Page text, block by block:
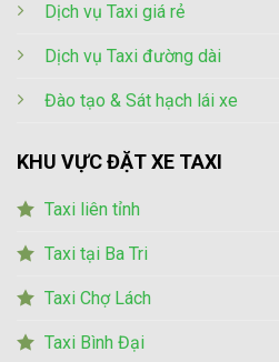
Dịch vụ Taxi giá rẻ
Dịch vụ Taxi đường dài
Đào tạo & Sát hạch lái xe
KHU VỰC ĐẶT XE TAXI
Taxi liên tỉnh
Taxi tại Ba Tri
Taxi Chợ Lách
Taxi Bình Đại